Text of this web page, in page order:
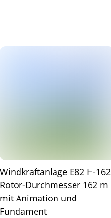
Windkraftanlage E82 H-162
Rotor-Durchmesser 162 m
mit Animation und
Fundament